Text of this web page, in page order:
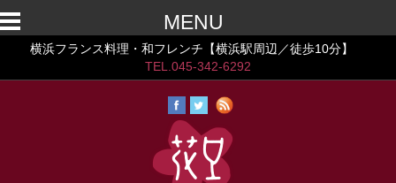
横浜フランス料理・和フレンチ【横浜駅周辺／徒歩10分】
TEL.045-342-6292
MENU